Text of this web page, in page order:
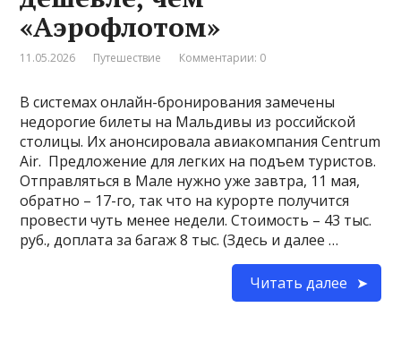
«Аэрофлотом»
11.05.2026 Путешествие Комментарии: 0
В системах онлайн-бронирования замечены
недорогие билеты на Мальдивы из российской
столицы. Их анонсировала авиакомпания Centrum
Air. Предложение для легких на подъем туристов.
Отправляться в Мале нужно уже завтра, 11 мая,
обратно – 17-го, так что на курорте получится
провести чуть менее недели. Стоимость – 43 тыс.
руб., доплата за багаж 8 тыс. (Здесь и далее …
Читать далее